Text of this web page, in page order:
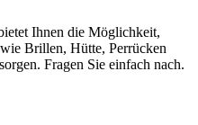
Ihnen die Möglichkeit,
wie Brillen, Hütte, Perrücken
Fragen Sie einfach nach.